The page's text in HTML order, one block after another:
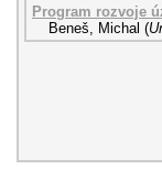
Program rozvoje
Beneš, Michal (